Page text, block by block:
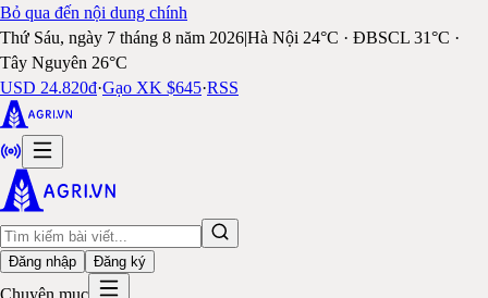
Bỏ qua đến nội dung chính
Thứ Sáu, ngày 7 tháng 8 năm 2026|Hà Nội 24°C · ĐBSCL 31°C ·
Tây Nguyên 26°C
USD 24.820đ·Gạo XK $645·RSS
Đăng nhập Đăng ký
Chuyên mục